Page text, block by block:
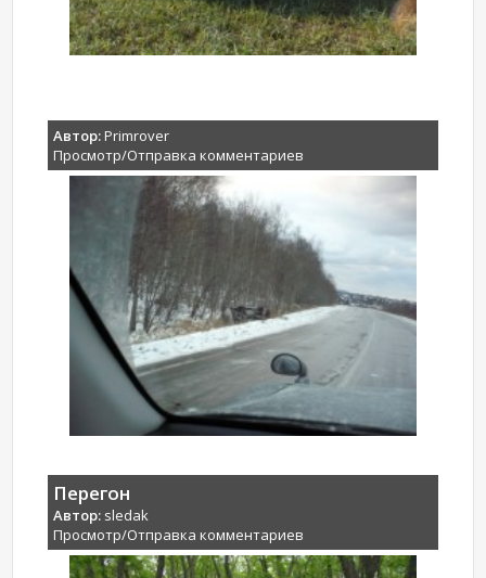
Автор:Primrover
Просмотр/Отправка комментариев
Перегон
Автор: sledak
Просмотр/Отправка комментариев